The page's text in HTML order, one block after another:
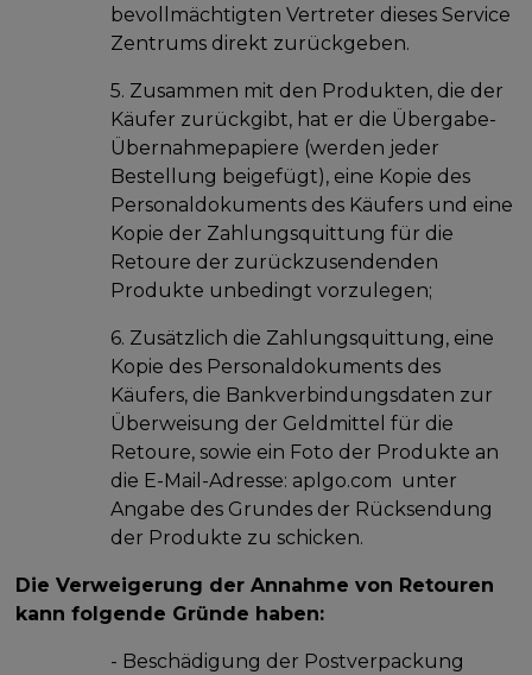
bevollmächtigten Vertreter dieses Service
Zentrums direkt zurückgeben.
5. Zusammen mit den Produkten, die der
Käufer zurückgibt, hat er die Übergabe-
Übernahmepapiere (werden jeder
Bestellung beigefügt), eine Kopie des
Personaldokuments des Käufers und eine
Kopie der Zahlungsquittung für die
Retoure der zurückzusendenden
Produkte unbedingt vorzulegen;
6. Zusätzlich die Zahlungsquittung, eine
Kopie des Personaldokuments des
Käufers, die Bankverbindungsdaten zur
Überweisung der Geldmittel für die
Retoure, sowie ein Foto der Produkte an
die E-Mail-Adresse: aplgo.com unter
Angabe des Grundes der Rücksendung
der Produkte zu schicken.
Die Verweigerung der Annahme von Retouren
kann folgende Gründe haben:
- Beschädigung der Postverpackung